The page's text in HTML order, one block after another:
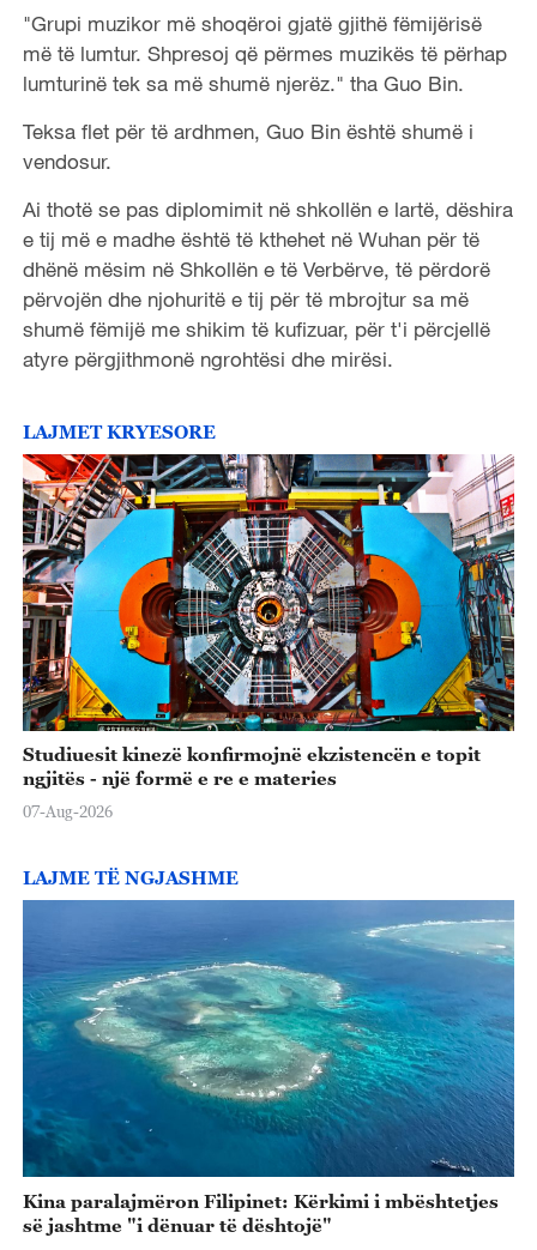
"Grupi muzikor më shoqëroi gjatë gjithë fëmijërisë
më të lumtur. Shpresoj që përmes muzikës të përhap
lumturinë tek sa më shumë njerëz." tha Guo Bin.
Teksa flet për të ardhmen, Guo Bin është shumë i
vendosur.
Ai thotë se pas diplomimit në shkollën e lartë, dëshira
e tij më e madhe është të kthehet në Wuhan për të
dhënë mësim në Shkollën e të Verbërve, të përdorë
përvojën dhe njohuritë e tij për të mbrojtur sa më
shumë fëmijë me shikim të kufizuar, për t'i përcjellë
atyre përgjithmonë ngrohtësi dhe mirësi.
LAJMET KRYESORE
Studiuesit kinezë konfirmojnë ekzistencën e topit
ngjitës - një formë e re e materies
07-Aug-2026
LAJME TË NGJASHME
Kina paralajmëron Filipinet: Kërkimi i mbështetjes
së jashtme "i dënuar të dështojë"